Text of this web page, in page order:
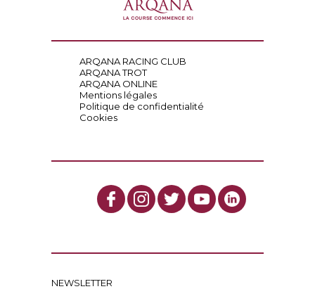
ARQANA RACING CLUB
ARQANA TROT
ARQANA ONLINE
Mentions légales
Politique de confidentialité
Cookies
NEWSLETTER